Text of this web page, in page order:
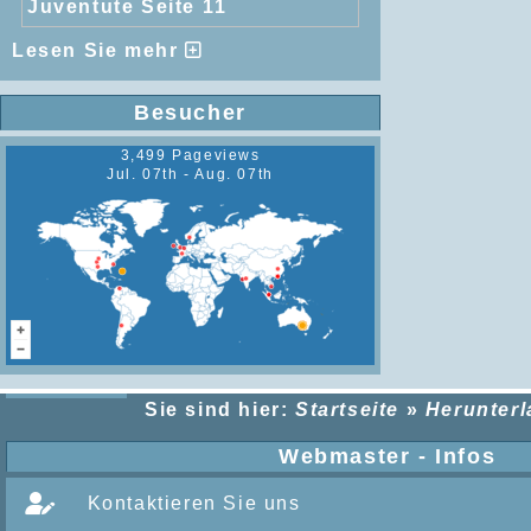
Juventute Seite 11
Lesen Sie mehr
Besucher
3,499 Pageviews
Jul. 07th - Aug. 07th
Sie sind hier: Startseite »
Webmaster - Infos
Kontaktieren Sie uns